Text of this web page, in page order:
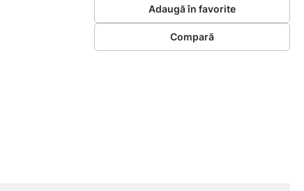
Adaugă în favorite
Compară